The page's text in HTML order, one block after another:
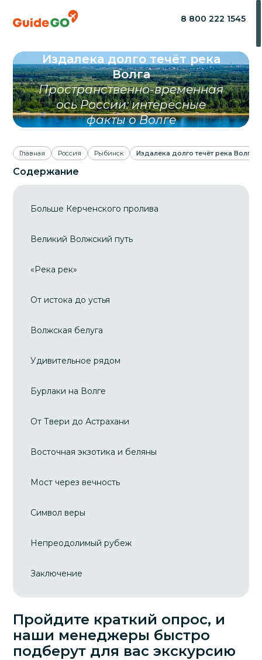
8 800 222 1545
Издалека долго течёт река
Волга
Пространственно-временная
ось России: интересные
факты о Волге
Главная Россия Рыбинск Издалека долго течёт река Волга
Пройдите краткий опрос, и
наши менеджеры быстро
подберут для вас экскурсию
Содержание
Больше Керченского пролива
Великий Волжский путь
«Река рек»
От истока до устья
Волжская белуга
Удивительное рядом
Бурлаки на Волге
От Твери до Астрахани
Восточная экзотика и беляны
Мост через вечность
Символ веры
Непреодолимый рубеж
Заключение